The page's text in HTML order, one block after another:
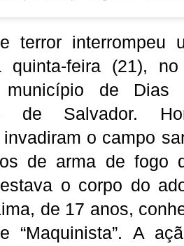
terror interrompeu
quinta-feira (21),
de Dias
de Salvador.
o campo
de arma de fogo
o corpo do
de 17 anos,
“Maquinista”. A